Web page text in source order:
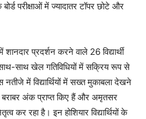
परीक्षाओं में ज्यादातर टॉपर छोटे और
प्रदर्शन करने वाले 26 विद्यार्थी
साथ खेल गतिविधियों में सक्रिय रूप से
में विद्यार्थियों में सख्त मुकाबला देखने
ने बराबर अंक प्राप्त किए हैं और अमृतसर
कर रहा है। इन होशियार विद्यार्थियों के